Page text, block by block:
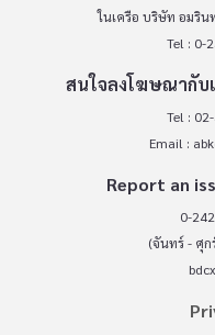
ในเครือ บริษัท อมริน
Tel : 0-
สนใจลงโฆษณากับ
Tel :
Email :
Report an
0-
(จันทร์ - ศุก